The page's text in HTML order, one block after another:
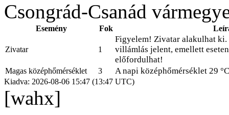
Csongrád-Csanád
Esemény Fok
Zivatar 1
Figyelem! Zivatar alakulhat ki.
villámlás jelent, emellett
előfordulhat!
Magas középhőmérséklet 3 A napi középhőmérséklet 29
Kiadva: 2026-08-06 15:47 (13:47 UTC)
[wahx]